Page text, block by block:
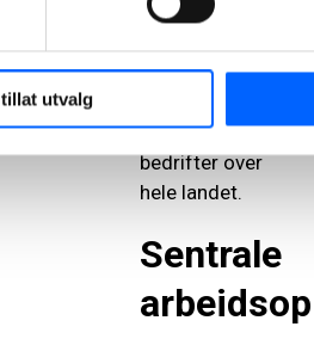
tillat utvalg
entreprenørfirmaer.
store og små,
offentlige
bedrifter over
hele landet.
Sentrale